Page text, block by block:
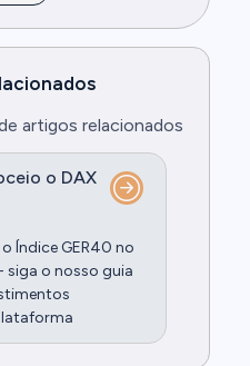
artigos relacionados
o DAX
Índice GER40 no
siga o nosso guia